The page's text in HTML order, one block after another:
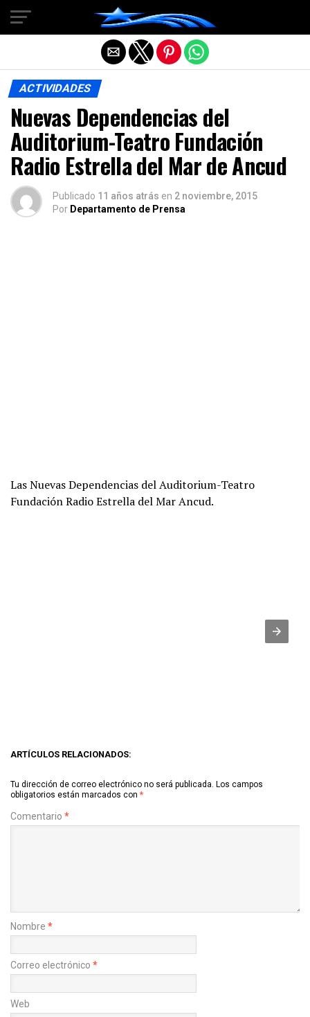
ACTIVIDADES
Nuevas Dependencias del
Auditorium-Teatro Fundación
Radio Estrella del Mar de Ancud
Publicado 11 años atrás en 2 noviembre, 2015
Por Departamento de Prensa
Las Nuevas Dependencias del Auditorium-Teatro
Fundación Radio Estrella del Mar Ancud.
ARTÍCULOS RELACIONADOS:
Tu dirección de correo electrónico no será publicada. Los campos
obligatorios están marcados con *
Comentario *
Nombre *
Correo electrónico *
Web
Salir de la versión móvil